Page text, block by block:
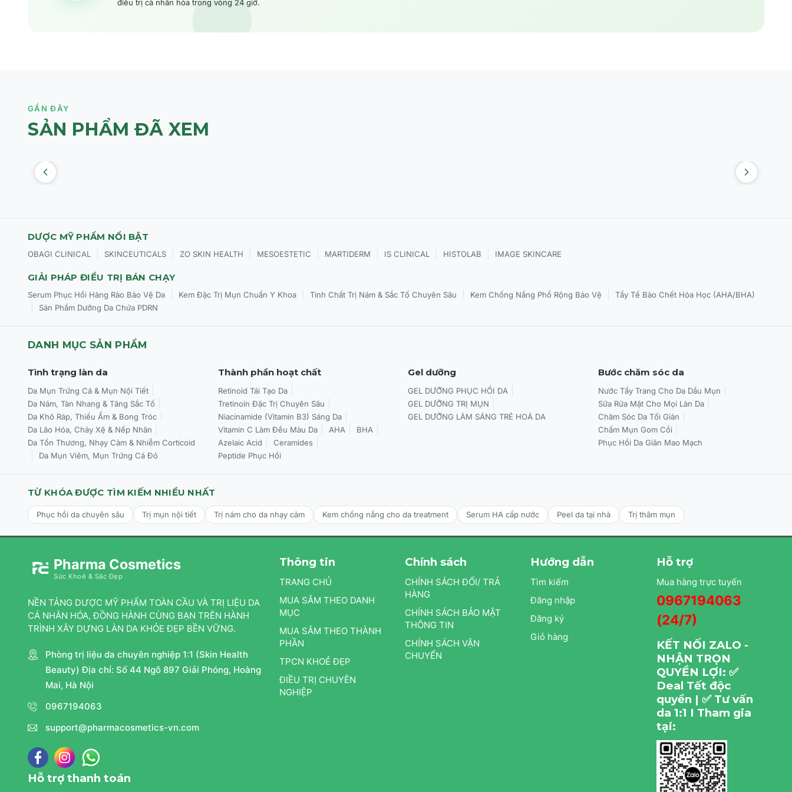
điều trị cá nhân hóa trong vòng 24 giờ.
GẦN ĐÂY
SẢN PHẨM ĐÃ XEM
DƯỢC MỸ PHẨM NỔI BẬT
OBAGI CLINICAL SKINCEUTICALS ZO SKIN HEALTH MESOESTETIC MARTIDERM IS CLINICAL HISTOLAB IMAGE SKINCARE
GIẢI PHÁP ĐIỀU TRỊ BÁN CHẠY
Serum Phục Hồi Hàng Rào Bảo Vệ Da Kem Đặc Trị Mụn Chuẩn Y Khoa Tinh Chất Trị Nám & Sắc Tố Chuyên Sâu Kem Chống Nắng Phổ Rộng Bảo Vệ Tẩy Tế Bào Chết Hóa Học (AHA/BHA)
Sản Phẩm Dưỡng Da Chứa PDRN
DANH MỤC SẢN PHẨM
Tình trạng làn da
Da Mụn Trứng Cá & Mụn Nội Tiết
Da Nám, Tàn Nhang & Tăng Sắc Tố
Da Khô Ráp, Thiếu Ẩm & Bong Tróc
Da Lão Hóa, Chảy Xệ & Nếp Nhăn
Da Tổn Thương, Nhạy Cảm & Nhiễm Corticoid
Da Mụn Viêm, Mụn Trứng Cá Đỏ
Thành phần hoạt chất
Retinoid Tái Tạo Da
Tretinoin Đặc Trị Chuyên Sâu
Niacinamide (Vitamin B3) Sáng Da
Vitamin C Làm Đều Màu Da
AHA
BHA
Azelaic Acid
Ceramides
Peptide Phục Hồi
Gel dưỡng
GEL DƯỠNG PHỤC HỒI DA
GEL DƯỠNG TRỊ MỤN
GEL DƯỠNG LÀM SÁNG TRẺ HOÁ DA
Bước chăm sóc da
Nước Tẩy Trang Cho Da Dầu Mụn
Sữa Rửa Mặt Cho Mọi Làn Da
Chăm Sóc Da Tối Giản
Chấm Mụn Gom Cồi
Phục Hồi Da Giãn Mao Mạch
TỪ KHÓA ĐƯỢC TÌM KIẾM NHIỀU NHẤT
Phục hồi da chuyên sâu Trị mụn nội tiết Trị nám cho da nhạy cảm Kem chống nắng cho da treatment Serum HA cấp nước Peel da tại nhà Trị thâm mụn
Pharma Cosmetics
Sức Khoẻ & Sắc Đẹp
NỀN TẢNG DƯỢC MỸ PHẨM TOÀN CẦU VÀ TRỊ LIỆU DA
CÁ NHÂN HÓA, ĐỒNG HÀNH CÙNG BẠN TRÊN HÀNH
TRÌNH XÂY DỰNG LÀN DA KHỎE ĐẸP BỀN VỮNG.
Phòng trị liệu da chuyên nghiệp 1:1 (Skin Health
Beauty) Địa chỉ: Số 44 Ngõ 897 Giải Phóng, Hoàng
Mai, Hà Nội
0967194063
support@pharmacosmetics-vn.com
Hỗ trợ thanh toán
Thông tin
TRANG CHỦ
MUA SẮM THEO DANH
MỤC
MUA SẮM THEO THÀNH
PHẦN
TPCN KHOẺ ĐẸP
ĐIỀU TRỊ CHUYÊN
NGHIỆP
Chính sách
CHÍNH SÁCH ĐỔI/ TRẢ
HÀNG
CHÍNH SÁCH BẢO MẬT
THÔNG TIN
CHÍNH SÁCH VẬN
CHUYỂN
Hướng dẫn
Tìm kiếm
Đăng nhập
Đăng ký
Giỏ hàng
Hỗ trợ
Mua hàng trực tuyến
0967194063
(24/7)
KẾT NỐI ZALO -
NHẬN TRỌN
QUYỀN LỢI: ✅
Deal Tết độc
quyền | ✅ Tư vấn
da 1:1 I Tham gia
tại: